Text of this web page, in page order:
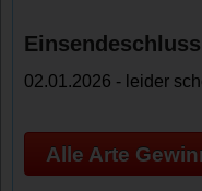
02.01.2026 - leider
Alle Arte